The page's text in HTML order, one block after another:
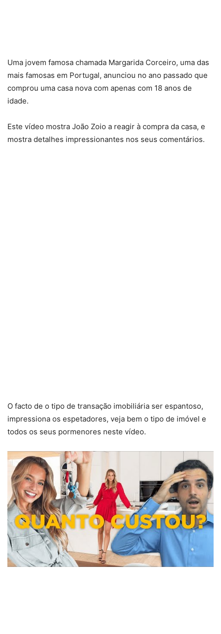
Uma jovem famosa chamada Margarida Corceiro, uma das
mais famosas em Portugal, anunciou no ano passado que
comprou uma casa nova com apenas com 18 anos de
idade.
Este vídeo mostra João Zoio a reagir à compra da casa, e
mostra detalhes impressionantes nos seus comentários.
O facto de o tipo de transação imobiliária ser espantoso,
impressiona os espetadores, veja bem o tipo de imóvel e
todos os seus pormenores neste vídeo.